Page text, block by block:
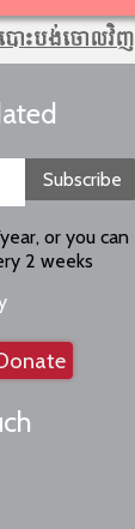
ោះបង់ចោលវិញ
Subscribe
or you can
2 weeks